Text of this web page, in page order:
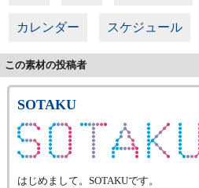
カレンダー スケジュール
この素材の投稿者
SOTAKU
はじめまして。SOTAKUです。